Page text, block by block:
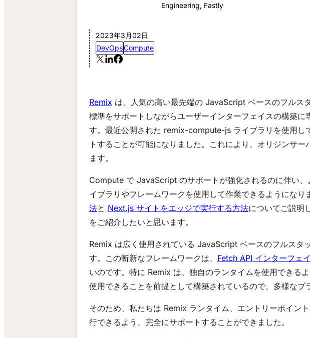
Engineering, Fastly
2023年3月02日
DevOpsCompute
Remix は、人気の高い最先端の JavaScript ベースのフルス
標準をサポートしながらユーザーインターフェイスの構築
す。最近公開された remix-compute-js ライブラリを使用
トすることが可能になりました。これにより、オリジンサ
ます。
Compute で JavaScript のサポートが強化されるのに伴い
イブラリやフレームワークを使用して作業できるようになり
法と Next.js サイトをエッジで実行する方法についてご説明
をご紹介したいと思います。
Remix は広く使用されている JavaScript ベースのフルスタ
す。この斬新なフレームワークは、 Fetch API インターフェ
いのです。特に Remix は、独自のランタイムを使用できる
使用できることを前提として構築されているので、多様なプ
そのため、私たちは Remix ランタイム、エントリーポイン
行できるよう、完全にサポートすることができました。